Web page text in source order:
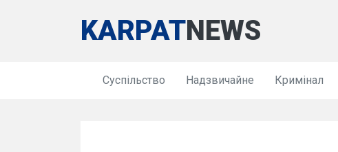
KARPATNEWS
Суспільство Надзвичайне Кримінал